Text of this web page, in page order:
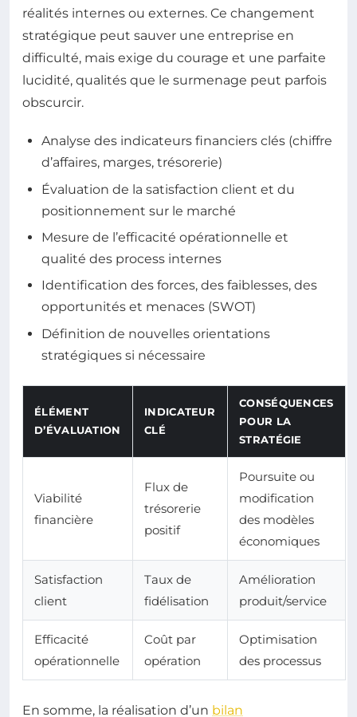
réalités internes ou externes. Ce changement
stratégique peut sauver une entreprise en
difficulté, mais exige du courage et une parfaite
lucidité, qualités que le surmenage peut parfois
obscurcir.
Analyse des indicateurs financiers clés (chiffre
d’affaires, marges, trésorerie)
Évaluation de la satisfaction client et du
positionnement sur le marché
Mesure de l’efficacité opérationnelle et
qualité des process internes
Identification des forces, des faiblesses, des
opportunités et menaces (SWOT)
Définition de nouvelles orientations
stratégiques si nécessaire
ÉLÉMENT
D’ÉVALUATION
INDICATEUR
CLÉ
CONSÉQUENCES
POUR LA
STRATÉGIE
Viabilité
financière
Flux de
trésorerie
positif
Poursuite ou
modification
des modèles
économiques
Satisfaction
client
Taux de
fidélisation
Amélioration
produit/service
Efficacité
opérationnelle
Coût par
opération
Optimisation
des processus
En somme, la réalisation d’un bilan